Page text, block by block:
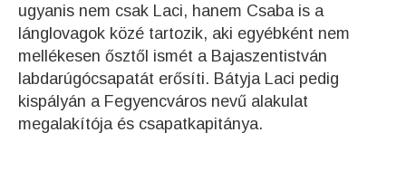
ugyanis nem csak Laci, hanem Csaba is a
lánglovagok közé tartozik, aki egyébként nem
mellékesen ősztől ismét a Bajaszentistván
labdarúgócsapatát erősíti. Bátyja Laci pedig
kispályán a Fegyencváros nevű alakulat
megalakítója és csapatkapitánya.